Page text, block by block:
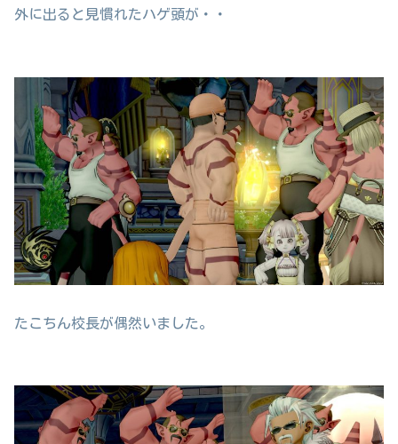
外に出ると見慣れたハゲ頭が・・
たこちん校長が偶然いました。